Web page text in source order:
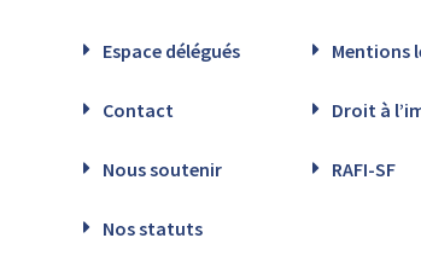
Espace délégués Mentions
Contact Droit à
Nous soutenir RAFI-SF
Nos statuts